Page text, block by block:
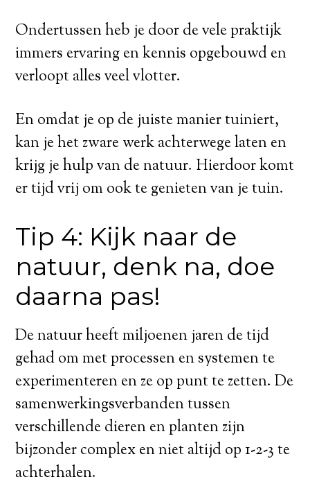
Ondertussen heb je door de vele praktijk
immers ervaring en kennis opgebouwd en
verloopt alles veel vlotter.
En omdat je op de juiste manier tuiniert,
kan je het zware werk achterwege laten en
krijg je hulp van de natuur. Hierdoor komt
er tijd vrij om ook te genieten van je tuin.
Tip 4: Kijk naar de
natuur, denk na, doe
daarna pas!
De natuur heeft miljoenen jaren de tijd
gehad om met processen en systemen te
experimenteren en ze op punt te zetten. De
samenwerkingsverbanden tussen
verschillende dieren en planten zijn
bijzonder complex en niet altijd op 1-2-3 te
achterhalen.